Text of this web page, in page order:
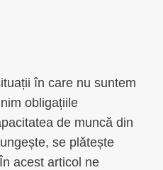
în care nu suntem
obligațiile
de muncă din
se plătește
acest articol ne